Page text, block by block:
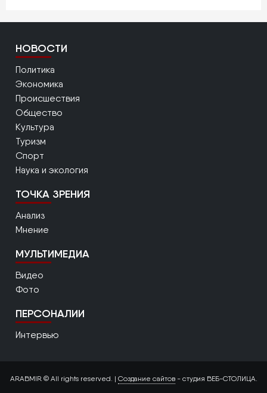
НОВОСТИ
Политика
Экономика
Происшествия
Общество
Культура
Туризм
Спорт
Наука и экология
ТОЧКА ЗРЕНИЯ
Анализ
Мнение
МУЛЬТИМЕДИА
Видео
Фото
ПЕРСОНАЛИИ
Интервью
ARABMIR © All rights reserved. | Создание сайтов- студия ВЕБ-СТОЛИЦА.